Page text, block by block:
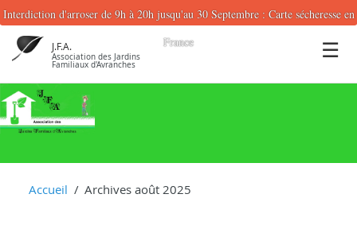
J.F.A.
Association des Jardins
Familiaux d'Avranches
Accueil Archives août 2025
Interdiction d'arroser de 9h à 20h jusqu'au 30 Septembre : Carte sécheresse en
France